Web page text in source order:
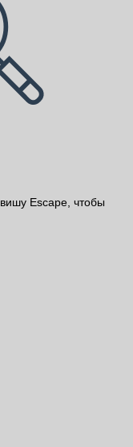
Escape, чтобы